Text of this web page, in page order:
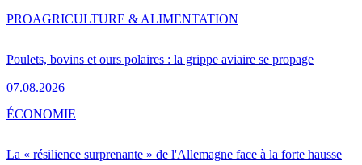
Poulets, bovins et ours polaires : la grippe aviaire se propage
07.08.2026
PROAGRICULTURE & ALIMENTATION
La « résilience surprenante » de l'Allemagne face à la forte hausse
ÉCONOMIE